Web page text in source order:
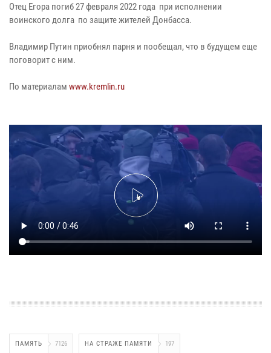
Отец Егора погиб 27 февраля 2022 года при исполнении
воинского долга по защите жителей Донбасса.
Владимир Путин приобнял парня и пообещал, что в будущем еще
поговорит с ним.
По материалам www.kremlin.ru
ПАМЯТЬ 7126 НА СТРАЖЕ ПАМЯТИ 197